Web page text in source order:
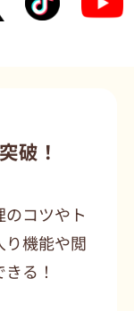
破！
コツやト
り機能や閲
る！